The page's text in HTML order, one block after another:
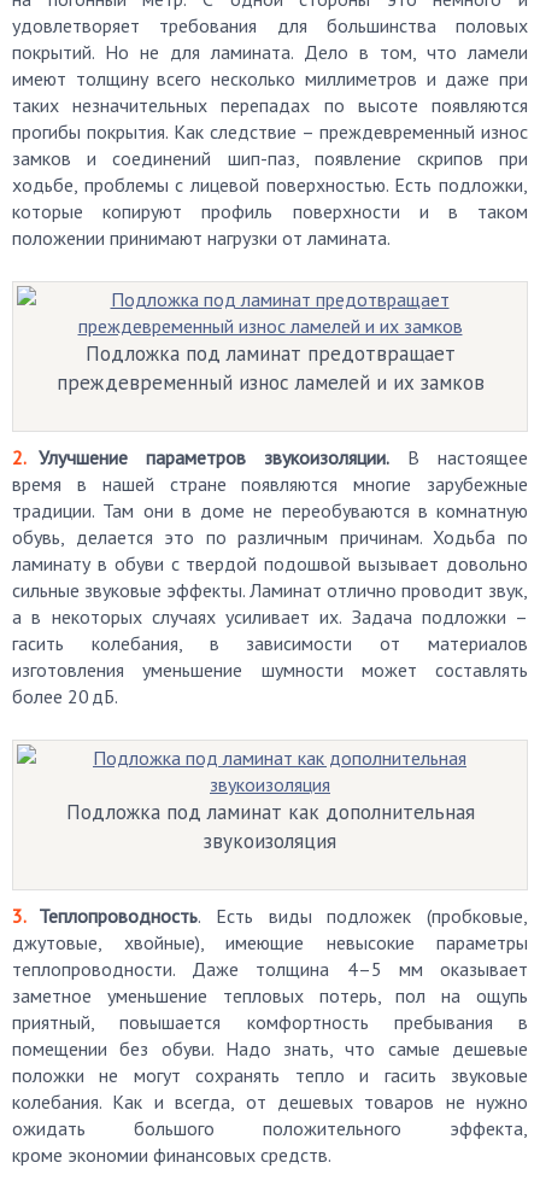
удовлетворяет требования для большинства половых
покрытий. Но не для ламината. Дело в том, что ламели
имеют толщину всего несколько миллиметров и даже при
таких незначительных перепадах по высоте появляются
прогибы покрытия. Как следствие – преждевременный износ
замков и соединений шип-паз, появление скрипов при
ходьбе, проблемы с лицевой поверхностью. Есть подложки,
которые копируют профиль поверхности и в таком
положении принимают нагрузки от ламината.
Подложка под ламинат предотвращает
преждевременный износ ламелей и их замков
Улучшение параметров звукоизоляции. В настоящее
время в нашей стране появляются многие зарубежные
традиции. Там они в доме не переобуваются в комнатную
обувь, делается это по различным причинам. Ходьба по
ламинату в обуви с твердой подошвой вызывает довольно
сильные звуковые эффекты. Ламинат отлично проводит звук,
а в некоторых случаях усиливает их. Задача подложки –
гасить колебания, в зависимости от материалов
изготовления уменьшение шумности может составлять
более 20 дБ.
Подложка под ламинат как дополнительная
звукоизоляция
Теплопроводность. Есть виды подложек (пробковые,
джутовые, хвойные), имеющие невысокие параметры
теплопроводности. Даже толщина 4–5 мм оказывает
заметное уменьшение тепловых потерь, пол на ощупь
приятный, повышается комфортность пребывания в
помещении без обуви. Надо знать, что самые дешевые
положки не могут сохранять тепло и гасить звуковые
колебания. Как и всегда, от дешевых товаров не нужно
ожидать большого положительного эффекта,
кроме экономии финансовых средств.